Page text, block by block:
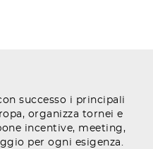
successo i principali
organizza tornei e
incentive, meeting,
per ogni esigenza.